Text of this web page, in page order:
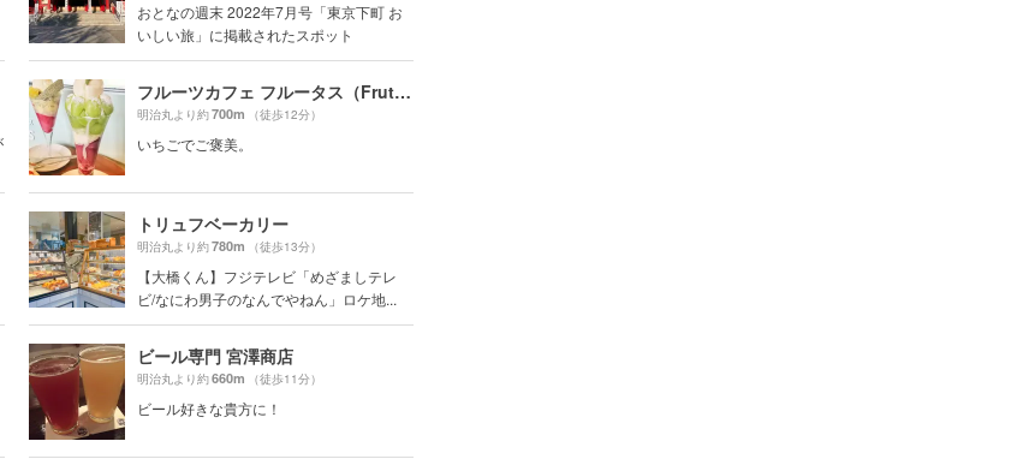
おとなの週末 2022年7月号「東京下町 お
いしい旅」に掲載されたスポット
フルーツカフェ フルータス（Frutas）
明治丸より約700m （徒歩12分）
いちごでご褒美。
トリュフベーカリー
明治丸より約780m （徒歩13分）
【大橋くん】フジテレビ「めざましテレ
ビ/なにわ男子のなんでやねん」ロケ地...
ビール専門 宮澤商店
明治丸より約660m （徒歩11分）
ビール好きな貴方に！